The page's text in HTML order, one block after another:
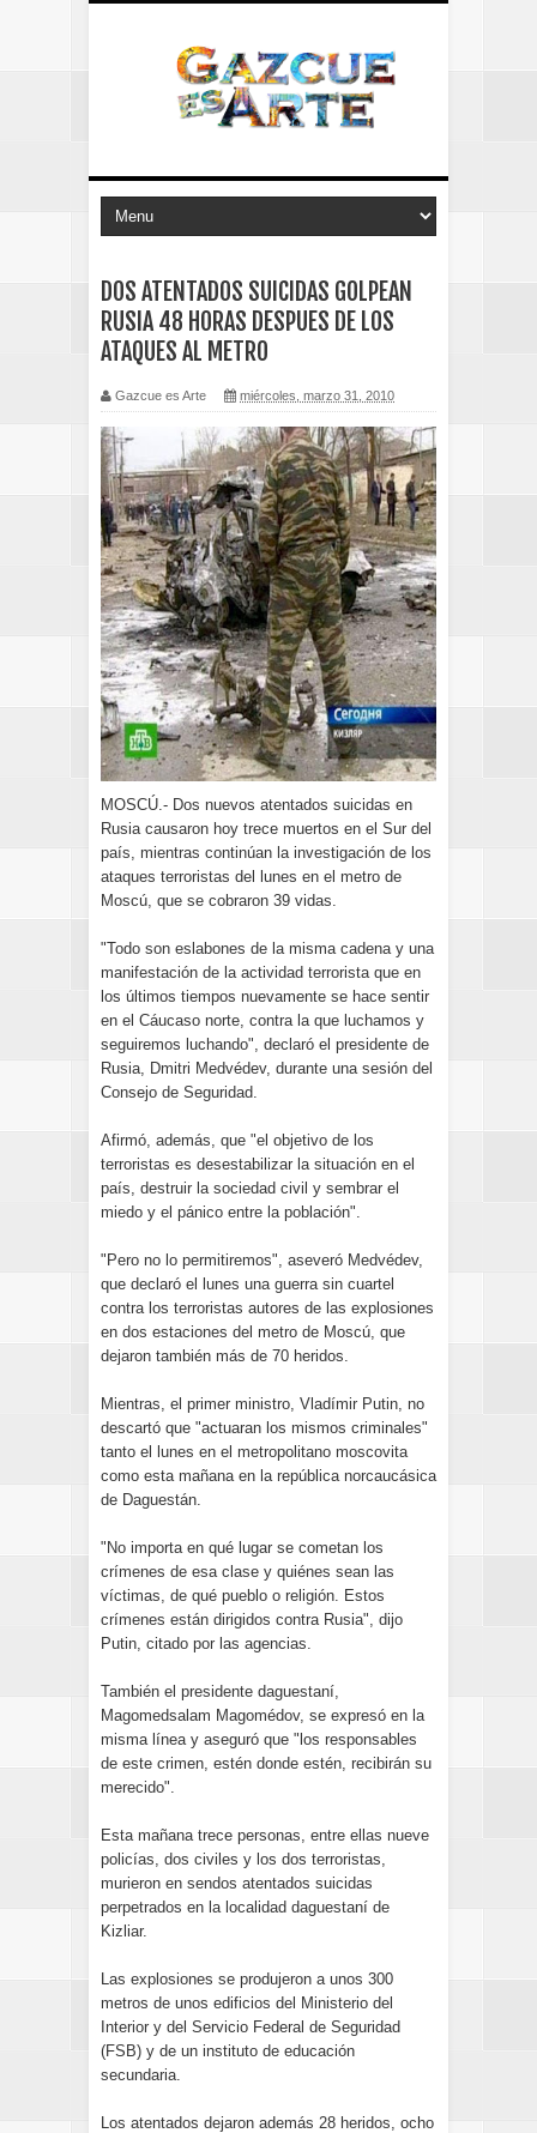
DOS ATENTADOS SUICIDAS GOLPEAN
RUSIA 48 HORAS DESPUES DE LOS
ATAQUES AL METRO
Gazcue es Arte miércoles, marzo 31, 2010
MOSCÚ.- Dos nuevos atentados suicidas en
Rusia causaron hoy trece muertos en el Sur del
país, mientras continúan la investigación de los
ataques terroristas del lunes en el metro de
Moscú, que se cobraron 39 vidas.
"Todo son eslabones de la misma cadena y una
manifestación de la actividad terrorista que en
los últimos tiempos nuevamente se hace sentir
en el Cáucaso norte, contra la que luchamos y
seguiremos luchando", declaró el presidente de
Rusia, Dmitri Medvédev, durante una sesión del
Consejo de Seguridad.
Afirmó, además, que "el objetivo de los
terroristas es desestabilizar la situación en el
país, destruir la sociedad civil y sembrar el
miedo y el pánico entre la población".
"Pero no lo permitiremos", aseveró Medvédev,
que declaró el lunes una guerra sin cuartel
contra los terroristas autores de las explosiones
en dos estaciones del metro de Moscú, que
dejaron también más de 70 heridos.
Mientras, el primer ministro, Vladímir Putin, no
descartó que "actuaran los mismos criminales"
tanto el lunes en el metropolitano moscovita
como esta mañana en la república norcaucásica
de Daguestán.
"No importa en qué lugar se cometan los
crímenes de esa clase y quiénes sean las
víctimas, de qué pueblo o religión. Estos
crímenes están dirigidos contra Rusia", dijo
Putin, citado por las agencias.
También el presidente daguestaní,
Magomedsalam Magomédov, se expresó en la
misma línea y aseguró que "los responsables
de este crimen, estén donde estén, recibirán su
merecido".
Esta mañana trece personas, entre ellas nueve
policías, dos civiles y los dos terroristas,
murieron en sendos atentados suicidas
perpetrados en la localidad daguestaní de
Kizliar.
Las explosiones se produjeron a unos 300
metros de unos edificios del Ministerio del
Interior y del Servicio Federal de Seguridad
(FSB) y de un instituto de educación
secundaria.
Los atentados dejaron además 28 heridos, ocho